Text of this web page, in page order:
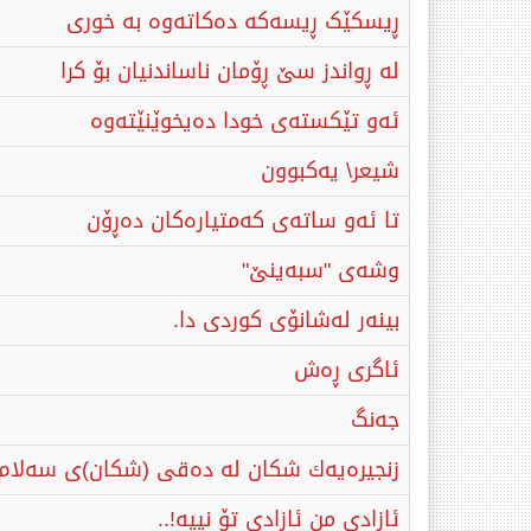
ڕیسکێک‌ ڕیسه‌که‌ ده‌کاته‌وه‌ به‌ خوری
لە ڕواندز سێ ڕۆمان ناساندنیان بۆ کرا
ئەو تێکستەی خودا دەیخوێنێتەوە
شیعر\ یەکبوون
تا ئەو ساتەی کەمتیارەکان دەڕۆن
وشەی "سبەینێ"
بینەر لەشانۆی كوردی دا.
ئاگری ڕەش
جەنگ
زنجیرەیەك شكان لە دەقی (شكان)ی
ئازادی من ئازادی تۆ نییە!..